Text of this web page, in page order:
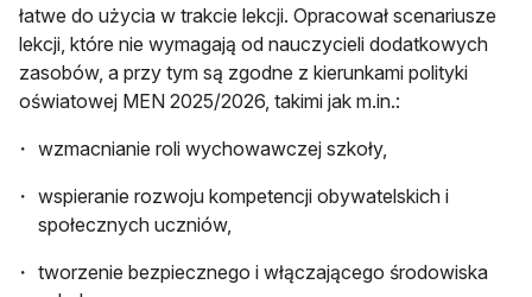
łatwe do użycia w trakcie lekcji. Opracował scenariusze
lekcji, które nie wymagają od nauczycieli dodatkowych
zasobów, a przy tym są zgodne z kierunkami polityki
oświatowej MEN 2025/2026, takimi jak m.in.:
wzmacnianie roli wychowawczej szkoły,
wspieranie rozwoju kompetencji obywatelskich i
społecznych uczniów,
tworzenie bezpiecznego i włączającego środowiska